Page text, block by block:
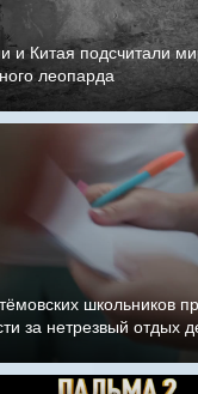
и Китая подсчитали
леопарда
школьников
за нетрезвый отдых